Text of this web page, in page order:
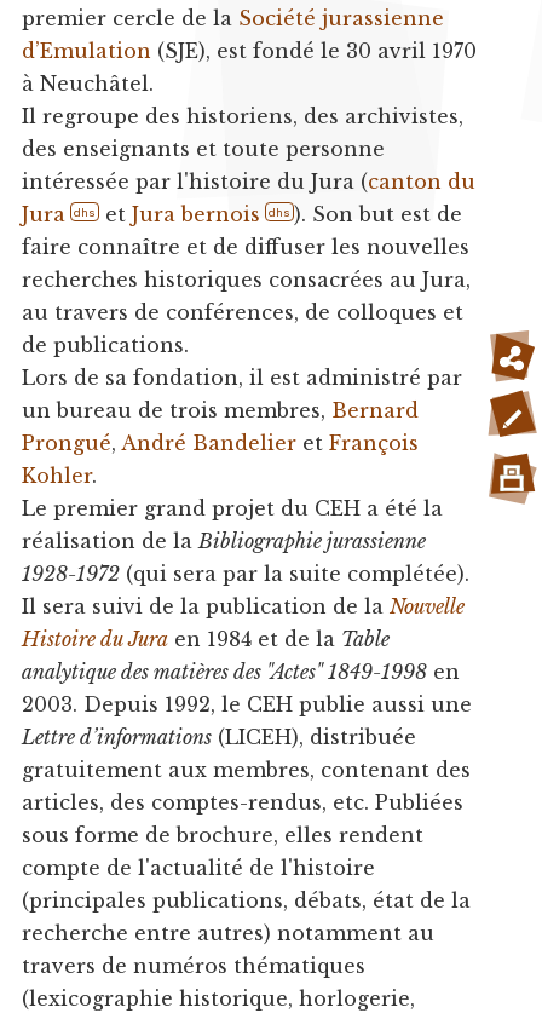
premier cercle de la Société jurassienne
d’Emulation (SJE), est fondé le 30 avril 1970
à Neuchâtel.
Il regroupe des historiens, des archivistes,
des enseignants et toute personne
intéressée par l'histoire du Jura (canton du
Jura
dhs et Jura bernois dhs ). Son but est de
faire connaître et de diffuser les nouvelles
recherches historiques consacrées au Jura,
au travers de conférences, de colloques et
de publications.
Lors de sa fondation, il est administré par
un bureau de trois membres, Bernard
Prongué, André Bandelieret François
Kohler.
Le premier grand projet du CEH a été la
réalisation de laBibliographie jurassienne
1928-1972(qui sera par la suite complétée).
Il sera suivi de la publication de la Nouvelle
Histoire du Juraen 1984 et de la Table
analytique des matières des "Actes" 1849-1998en
2003. Depuis 1992, le CEH publie aussi une
Lettre d’informations(LICEH), distribuée
gratuitement aux membres, contenant des
articles, des comptes-rendus, etc. Publiées
sous forme de brochure, elles rendent
compte de l'actualité de l'histoire
(principales publications, débats, état de la
recherche entre autres) notamment au
travers de numéros thématiques
(lexicographie historique, horlogerie,